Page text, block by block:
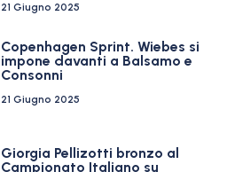
21 Giugno 2025
Copenhagen Sprint. Wiebes si
impone davanti a Balsamo e
Consonni
21 Giugno 2025
Giorgia Pellizotti bronzo al
Campionato Italiano su